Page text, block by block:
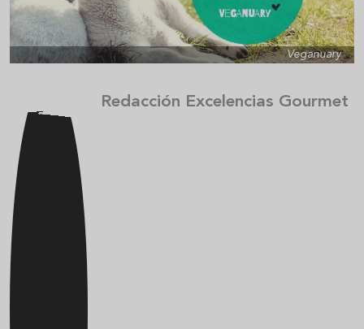
Veganuary
Redacción Excelencias Gourmet